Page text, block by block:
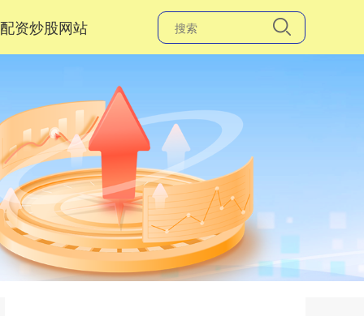
资炒股网站